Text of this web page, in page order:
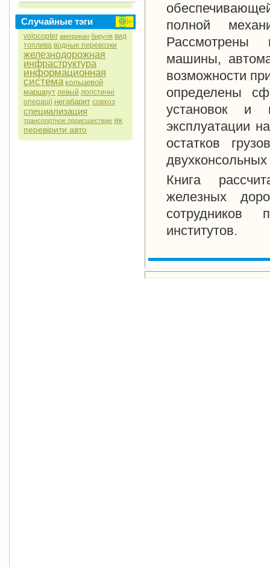
Случайные тэги
volocopter американ бируля вид
топлива водные перевозки
железнодорожная
инфраструктура
информационная
система кольцевой
маршрут левый логістичні
операції негабарит совхоз
специализация
транспортное происшествие як
перевірити авто
полной
Рассмотрены
машины,
возможности
определены
установок и
эксплуатации
остатков
Книга
железных
сотрудников
институтов.